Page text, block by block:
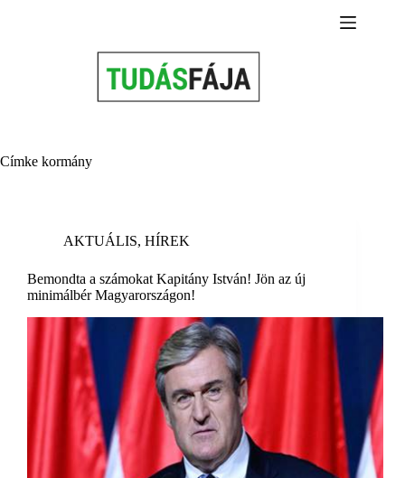
Címke kormány
AKTUÁLIS, HÍREK
Bemondta a számokat Kapitány István! Jön az új
minimálbér Magyarországon!